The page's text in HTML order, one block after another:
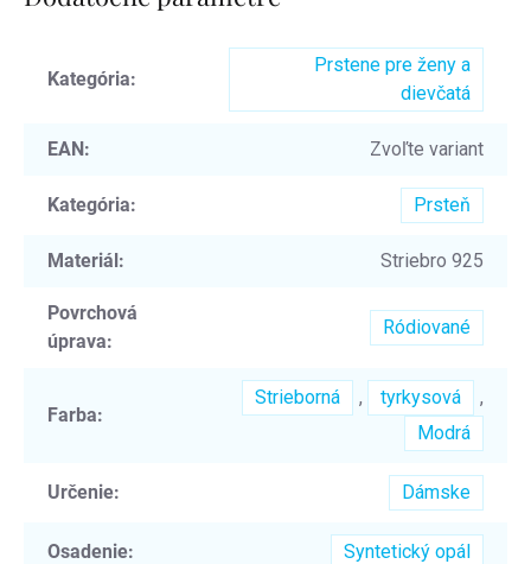
Kategória:
Prstene pre ženy a
dievčatá
EAN: Zvoľte variant
Kategória: Prsteň
Materiál: Striebro 925
Povrchová
úprava:
Ródiované
Farba:
Strieborná , tyrkysová
,
Modrá
Určenie: Dámske
Osadenie: Syntetický opál